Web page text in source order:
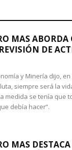
MAS ABORDA
DE
y Minería dijo,
siempre será la
medida se tenía que
debía hacer”.
MAS